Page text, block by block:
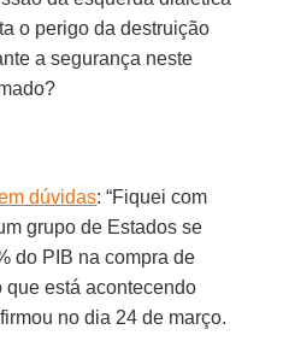
o perigo da destruição
a segurança neste
dúvidas: “Fiquei com
grupo de Estados se
do PIB na compra de
que está acontecendo
no dia 24 de março.